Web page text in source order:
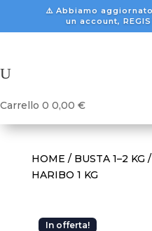
⚠️ Abbiamo
un account,
U
Carrello 0 0,00 €
HOME / BUSTA 1–2 KG
HARIBO 1 KG
In offerta!